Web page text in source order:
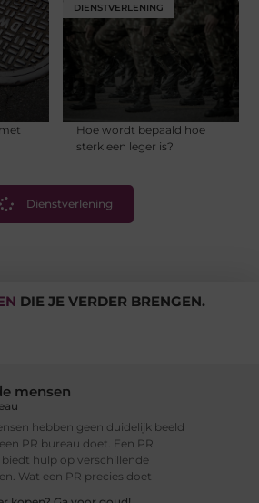
DIENSTVERLENING
Hoe wordt bepaald hoe
sterk een leger is?
Dienstverlening
DIE JE VERDER BRENGEN.
mensen
hebben geen duidelijk beeld
PR bureau doet. Een PR
hulp op verschillende
Wat een PR precies doet